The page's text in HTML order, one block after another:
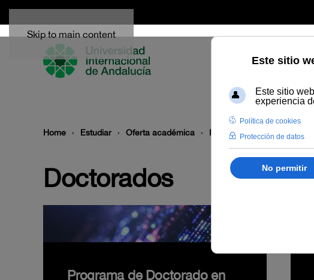
Skip to main content
Home Estudiar Oferta académica Doctorados
Doctorados
Programa de Doctorado en